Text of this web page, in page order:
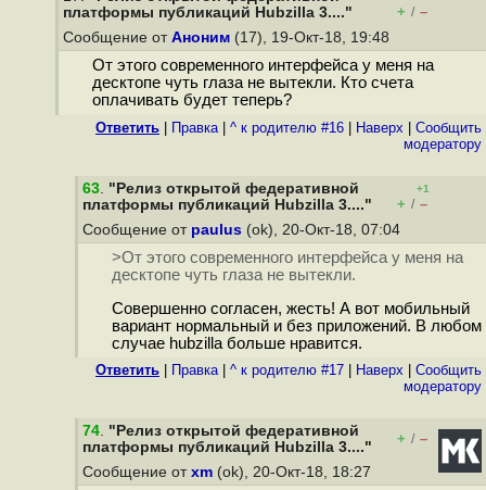
платформы публикаций Hubzilla 3...."
+ / –
Сообщение от Аноним (17), 19-Окт-18, 19:48
От этого современного интерфейса у меня на
десктопе чуть глаза не вытекли. Кто счета
оплачивать будет теперь?
Ответить Правка| ^ к родителю #16 Наверх
Cообщить
модератору
63. "Релиз открытой федеративной
платформы публикаций Hubzilla 3...."
+1
+ / –
Сообщение от paulus (ok), 20-Окт-18, 07:04
>От этого современного интерфейса у меня на
десктопе чуть глаза не вытекли.
Совершенно согласен, жесть! А вот мобильный
вариант нормальный и без приложений. В любом
случае hubzilla больше нравится.
Ответить Правка| ^ к родителю #17 Наверх
Cообщить
модератору
74. "Релиз открытой федеративной
платформы публикаций Hubzilla 3...."
+ / –
Сообщение от xm (ok), 20-Окт-18, 18:27